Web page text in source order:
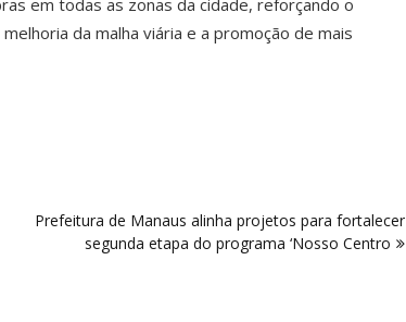
da malha viária e a promoção de mais
Prefeitura de Manaus alinha projetos para fortalecer
segunda etapa do programa ‘Nosso Centro